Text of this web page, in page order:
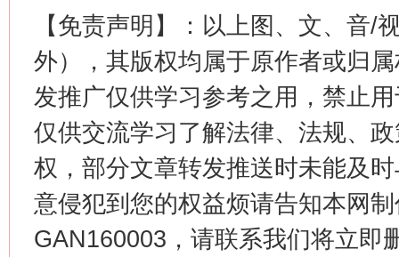
【免责声明】：以上图、文、音/
外），其版权均属于原作者或归
发推广仅供学习参考之用，禁止
仅供交流学习了解法律、法规、
权，部分文章转发推送时未能及
意侵犯到您的权益烦请告知本网
GAN160003，请联系我们将立即
在谋一域中谋全局
今